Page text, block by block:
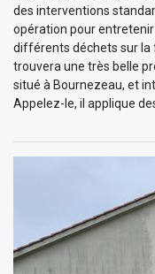
des interventions
opération pour
différents déchets sur la
trouvera une très belle
situé à Bournezeau, et
Appelez-le, il applique